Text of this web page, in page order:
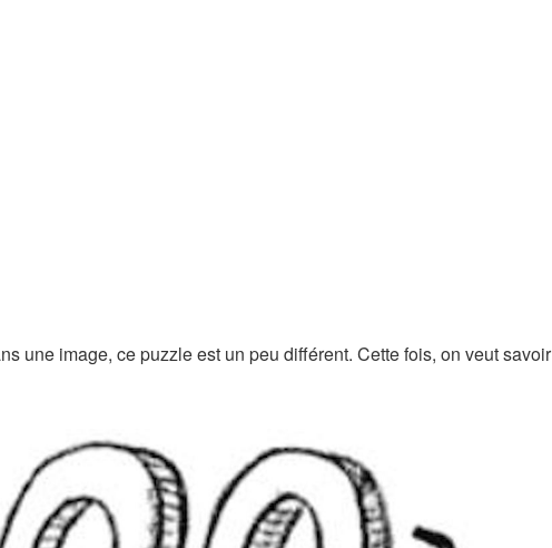
une image, ce puzzle est un peu différent. Cette fois, on veut savoir